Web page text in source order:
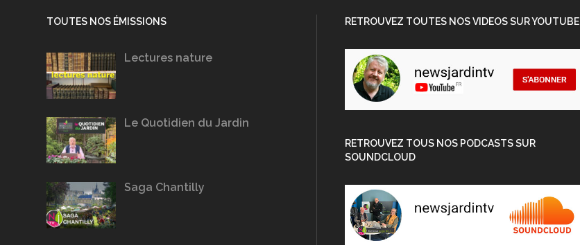
TOUTES NOS ÉMISSIONS
Lectures nature
Le Quotidien du Jardin
Saga Chantilly
RETROUVEZ TOUTES NOS VIDEOS SUR YOUTUBE
RETROUVEZ TOUS NOS PODCASTS SUR
SOUNDCLOUD